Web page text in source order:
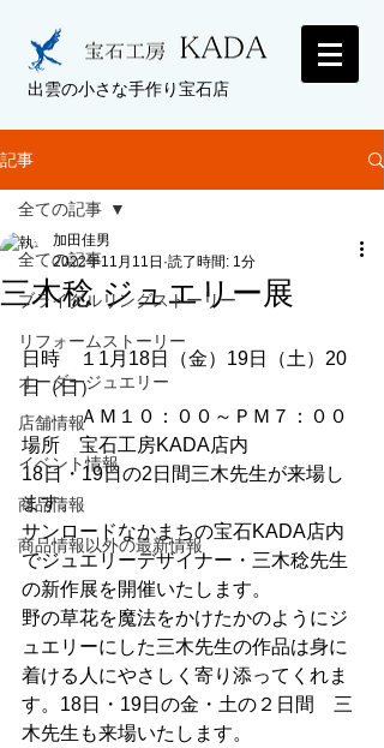
出雲の小さな手作り宝石店
記事
全ての記事
ブライダルリングストーリー
リフォームストーリー
オーダージュエリー
店舗情報
イベント情報
商品情報
商品情報以外の最新情報
全ての記事
三木稔 ジュエリー展
加田佳男
2022年11月11日 読了時間: 1分
日時　１1月18日（金）19日（土）20
日（日）
ＡＭ１０：００～ＰＭ７：００
場所　宝石工房KADA店内
18日・19日の2日間三木先生が来場し
ます。
サンロードなかまちの宝石KADA店内
でジュエリーデザイナー・三木稔先生
の新作展を開催いたします。
野の草花を魔法をかけたかのようにジ
ュエリーにした三木先生の作品は身に
着ける人にやさしく寄り添ってくれま
す。18日・19日の金・土の２日間　三
木先生も来場いたします。